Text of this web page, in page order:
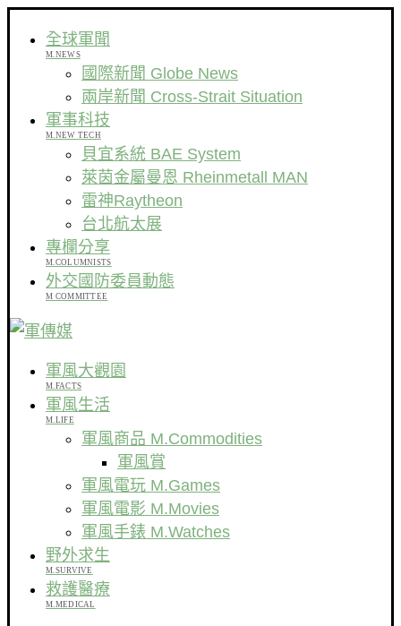
全球軍聞
M.NEWS
國際新聞 Globe News
兩岸新聞 Cross-Strait Situation
軍事科技
M.NEW TECH
貝宜系統 BAE System
萊茵金屬曼恩 Rheinmetall MAN
雷神Raytheon
台北航太展
專欄分享
M.COLUMNISTS
外交國防委員動態
M COMMITTEE
軍風大觀園
M.FACTS
軍風生活
M.LIFE
軍風商品 M.Commodities
軍風賞
軍風電玩 M.Games
軍風電影 M.Movies
軍風手錶 M.Watches
野外求生
M.SURVIVE
救護醫療
M.MEDICAL